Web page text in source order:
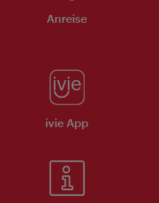
Anreise
ivie App